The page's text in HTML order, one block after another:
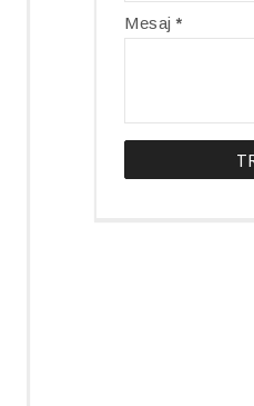
Mesaj*